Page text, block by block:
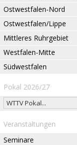
Ostwestfalen-Nord
Ostwestfalen/Lippe
Mittleres Ruhrgebiet
Westfalen-Mitte
Südwestfalen
Pokal 2026/27
Veranstaltungen
Seminare